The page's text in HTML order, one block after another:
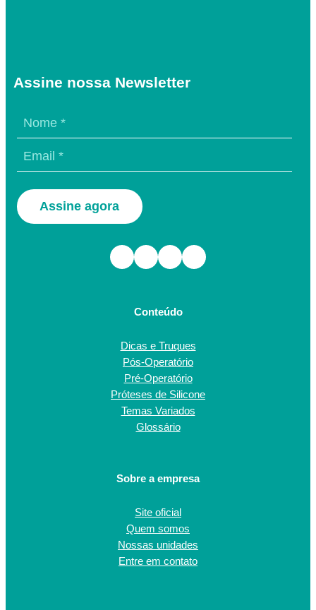
Assine nossa Newsletter
Assine agora
Facebook Instagram TikTok Youtube
Conteúdo
Dicas e Truques
Pós-Operatório
Pré-Operatório
Próteses de Silicone
Temas Variados
Glossário
Sobre a empresa
Site oficial
Quem somos
Nossas unidades
Entre em contato